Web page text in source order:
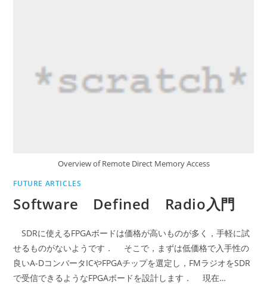
Overview of Remote Direct Memory Access
FUTURE ARTICLES
Software Defined Radio入門
SDRに使えるFPGAボードは価格が高いものが多く，手軽に試
せるものがないようです． そこで，まずは低価格で入手性の
良いA-DコンバータICやFPGAチップを選定し，FMラジオをSDR
で受信できるようなFPGAボードを設計します． 現在…